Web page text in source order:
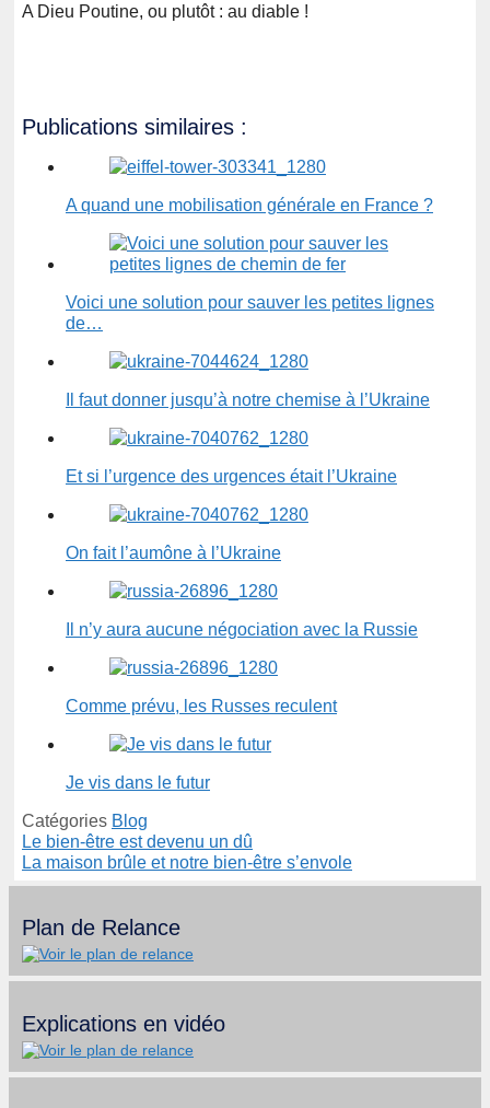
A Dieu Poutine, ou plutôt : au diable !
Publications similaires :
A quand une mobilisation générale en France ?
Voici une solution pour sauver les petites lignes
de…
Il faut donner jusqu’à notre chemise à l’Ukraine
Et si l’urgence des urgences était l’Ukraine
On fait l’aumône à l’Ukraine
Il n’y aura aucune négociation avec la Russie
Comme prévu, les Russes reculent
Je vis dans le futur
Catégories Blog
Le bien-être est devenu un dû
La maison brûle et notre bien-être s’envole
Plan de Relance
Explications en vidéo